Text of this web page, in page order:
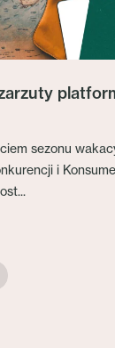
sezonu
i